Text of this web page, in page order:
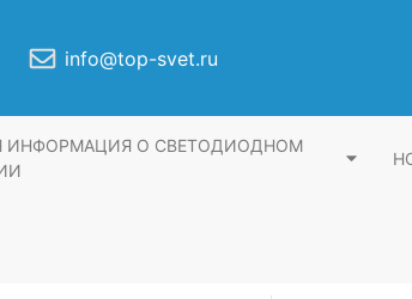
info@top-svet.ru
ИНФОРМАЦИЯ О СВЕТОДИОДНОМ